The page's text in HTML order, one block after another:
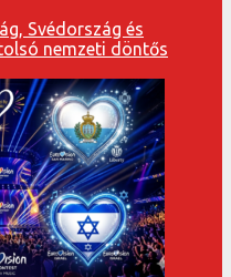
Svédország és
nemzeti döntős